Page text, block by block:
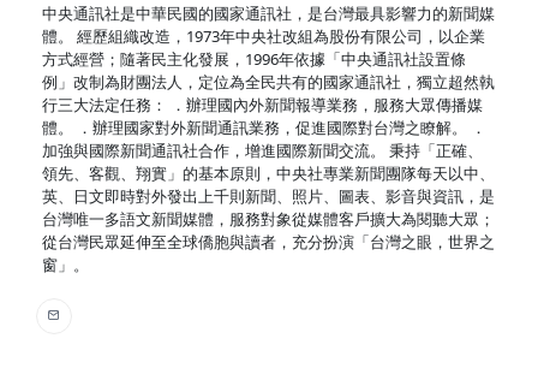
中央通訊社是中華民國的國家通訊社，是台灣最具影響力的新聞媒
體。 經歷組織改造，1973年中央社改組為股份有限公司，以企業
方式經營；隨著民主化發展，1996年依據「中央通訊社設置條
例」改制為財團法人，定位為全民共有的國家通訊社，獨立超然執
行三大法定任務： ．辦理國內外新聞報導業務，服務大眾傳播媒
體。 ．辦理國家對外新聞通訊業務，促進國際對台灣之瞭解。 ．
加強與國際新聞通訊社合作，增進國際新聞交流。 秉持「正確、
領先、客觀、翔實」的基本原則，中央社專業新聞團隊每天以中、
英、日文即時對外發出上千則新聞、照片、圖表、影音與資訊，是
台灣唯一多語文新聞媒體，服務對象從媒體客戶擴大為閱聽大眾；
從台灣民眾延伸至全球僑胞與讀者，充分扮演「台灣之眼，世界之
窗」。